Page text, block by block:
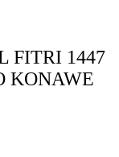
FITRI 1447
KONAWE